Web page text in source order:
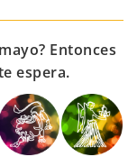
Entonces
espera.